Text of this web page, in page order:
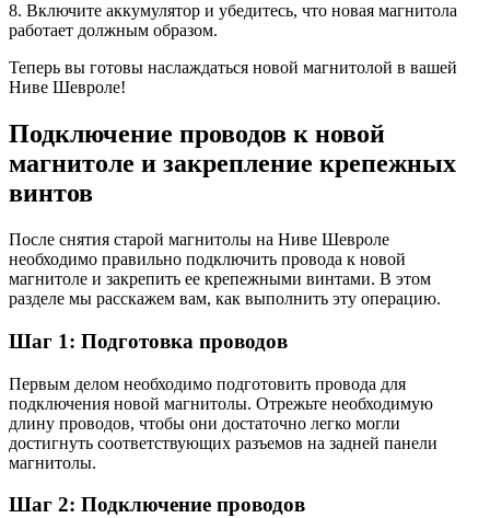
8. Включите аккумулятор и убедитесь, что новая магнитола
работает должным образом.
Теперь вы готовы наслаждаться новой магнитолой в вашей
Ниве Шевроле!
Подключение проводов к новой
магнитоле и закрепление крепежных
винтов
После снятия старой магнитолы на Ниве Шевроле
необходимо правильно подключить провода к новой
магнитоле и закрепить ее крепежными винтами. В этом
разделе мы расскажем вам, как выполнить эту операцию.
Шаг 1: Подготовка проводов
Первым делом необходимо подготовить провода для
подключения новой магнитолы. Отрежьте необходимую
длину проводов, чтобы они достаточно легко могли
достигнуть соответствующих разъемов на задней панели
магнитолы.
Шаг 2: Подключение проводов